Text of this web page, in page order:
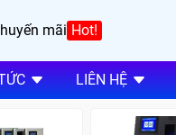
mãi Hot!
LIÊN HỆ